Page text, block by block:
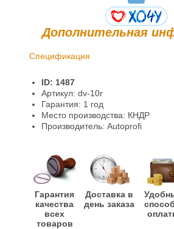
Дополнительная
Спецификация
Гарантии и возврат
Информация
ID: 1487
Артикул: dv-10r
Гарантия: 1 год
Место производства: КНДР
Производитель: Autoprofi
Гарантия
качества
всех
товаров
Доставка в
день заказа